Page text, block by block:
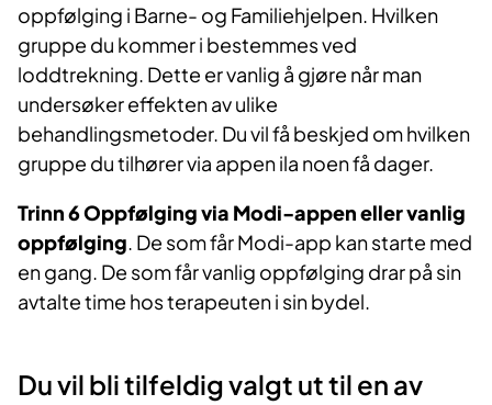
oppfølging i Barne- og Familiehjelpen. Hvilken
gruppe du kommer i bestemmes ved
loddtrekning. Dette er vanlig å gjøre når man
undersøker effekten av ulike
behandlingsmetoder. Du vil få beskjed om hvilken
gruppe du tilhører via appen ila noen få dager.
Trinn 6 Oppfølgingvia Modi-appen eller vanlig
oppfølging. De som får Modi-app kan starte med
en gang. De som får vanlig oppfølging drar på sin
avtalte time hos terapeuten i sin bydel.
Du vil bli tilfeldig valgt ut til en av